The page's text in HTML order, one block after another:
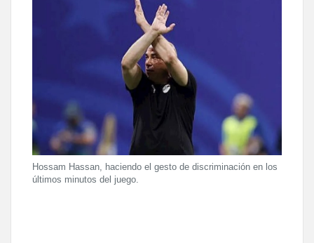
Hossam Hassan, haciendo el gesto de discriminación en los
últimos minutos del juego.